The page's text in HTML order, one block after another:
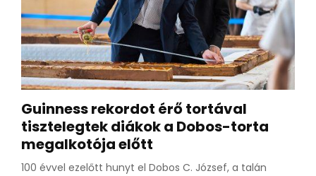
Guinness rekordot érő tortával
tisztelegtek diákok a Dobos-torta
megalkotója előtt
100 évvel ezelőtt hunyt el Dobos C. József, a talán